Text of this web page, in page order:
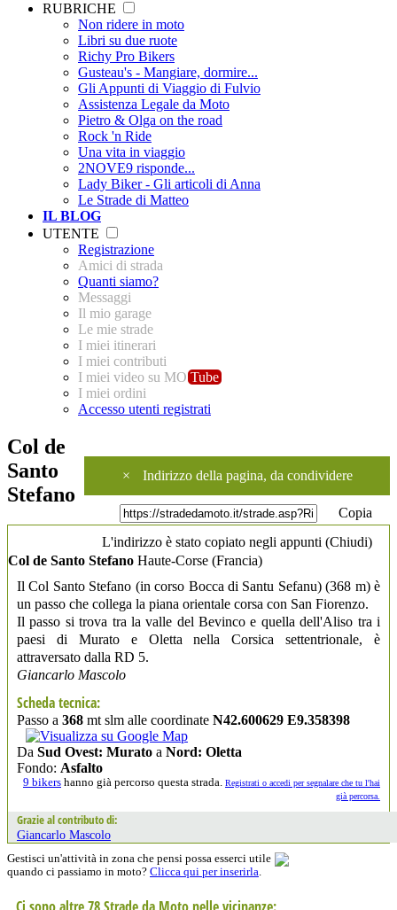
RUBRICHE
Non ridere in moto
Libri su due ruote
Richy Pro Bikers
Gusteau's - Mangiare, dormire...
Gli Appunti di Viaggio di Fulvio
Assistenza Legale da Moto
Pietro & Olga on the road
Rock 'n Ride
Una vita in viaggio
2NOVE9 risponde...
Lady Biker - Gli articoli di Anna
Le Strade di Matteo
IL BLOG
UTENTE
Registrazione
Amici di strada
Quanti siamo?
Messaggi
Il mio garage
Le mie strade
I miei itinerari
I miei contributi
I miei video su MO Tube
I miei ordini
Accesso utenti registrati
× Indirizzo della pagina, da condividere
Copia
L'indirizzo è stato copiato negli appunti (Chiudi)
Col de
Santo
Stefano
Col de Santo Stefano Haute-Corse (Francia)
Il Col Santo Stefano (in corso Bocca di Santu Sefanu) (368 m) è
un passo che collega la piana orientale corsa con San Fiorenzo.
Il passo si trova tra la valle del Bevinco e quella dell'Aliso tra i
paesi di Murato e Oletta nella Corsica settentrionale, è
attraversato dalla RD 5.
Giancarlo Mascolo
Scheda tecnica:
Passo a 368 mt slm alle coordinate N42.600629 E9.358398
Da Sud Ovest: Murato a Nord: Oletta
Fondo: Asfalto
9 bikers hanno già percorso questa strada. Registrati o accedi per segnalare che tu l'hai
già percorsa.
Grazie al contributo di:
Giancarlo Mascolo
Gestisci un'attività in zona che pensi possa esserci utile
quando ci passiamo in moto? Clicca qui per inserirla.